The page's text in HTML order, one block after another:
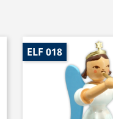
ELF 018